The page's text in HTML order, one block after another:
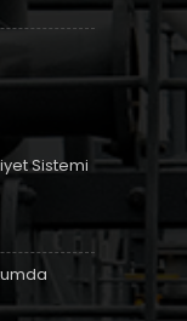
Sistemi